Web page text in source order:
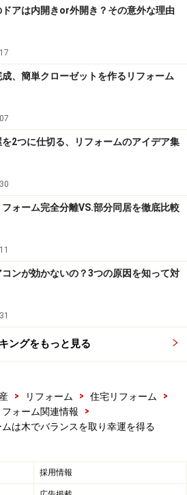
りに猪（ぶたを指す）。戌は日本と
戊も戌も五行の「木・火・土・
を最高に強め合う性質を持つと
うな同じ属性の物が組み合わさる
と呼んでいます。
どうなるのか、と言えば、どちら
な結果になることを意味している
は大きなうねりのような年になり
っと波乱が起きそうな2018年に
ムが向いているのでしょうか。
ンスを、プランターや水
ムは、まずは状況を見て、上昇運
が降ってくる年になる可能性が
るがごとし。上昇運と言っても強
まうこともあるのだとか。そん
ドアは内開きor外開き？その意外な理由
、簡単クローゼットを作るリフォーム
2つに仕切る、リフォームのアイデア集
ォーム完全分離VS.部分同居を徹底比較
ンが効かないの？3つの原因を知って対
ングをもっと見る
> リフォーム > 住宅リフォーム
>
ォーム関連情報
>
は木でバランスを取り幸運を得る
採用情報